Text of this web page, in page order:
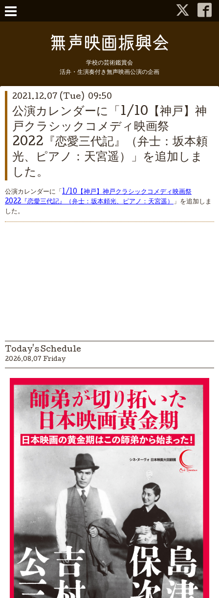
学校の芸術鑑賞会
活弁・生演奏付き無声映画公演の企画
2021.12.07 (Tue) 09:50
公演カレンダーに「1/10【神戸】神
戸クラシックコメディ映画祭
2022『恋愛三代記』（弁士：坂本頼
光、ピアノ：天宮遥）」を追加しま
した。
公演カレンダーに「 1/10【神戸】神戸クラシックコメディ映画祭
2022『恋愛三代記』（弁士：坂本頼光、ピアノ：天宮遥） 」を追加しま
した。
Today's Schedule
2026.08.07 Friday